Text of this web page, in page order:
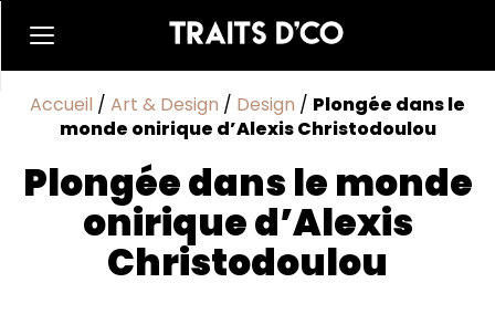
Accueil / Art & Design / Design / Plongée dans le
monde onirique d’Alexis Christodoulou
Plongée dans le monde
onirique d’Alexis
Christodoulou